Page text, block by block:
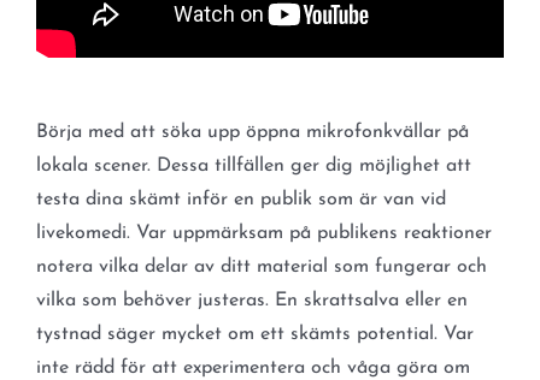
Börja med att söka upp öppna mikrofonkvällar på
lokala scener. Dessa tillfällen ger dig möjlighet att
testa dina skämt inför en publik som är van vid
livekomedi. Var uppmärksam på publikens reaktioner
notera vilka delar av ditt material som fungerar och
vilka som behöver justeras. En skrattsalva eller en
tystnad säger mycket om ett skämts potential. Var
inte rädd för att experimentera och våga göra om